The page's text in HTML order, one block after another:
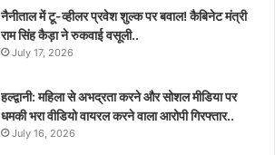
नैनीताल में टू-व्हीलर प्रवेश शुल्क पर बवाल! कैबिनेट मंत्री
राम सिंह कैड़ा ने रुकवाई वसूली..
July 17, 2026
हल्द्वानी: महिला से अभद्रता करने और सोशल मीडिया पर
धमकी भरा वीडियो वायरल करने वाला आरोपी गिरफ्तार..
July 16, 2026